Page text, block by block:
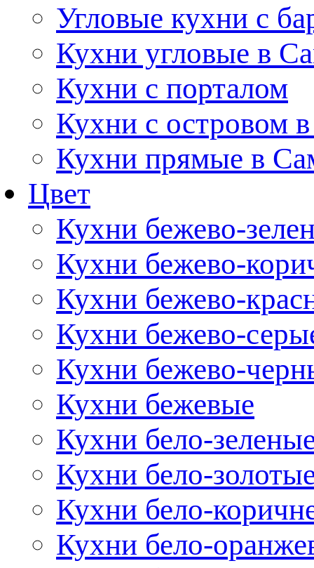
Угловые кухни с
Кухни угловые в
Кухни с порталом
Кухни с островом
Кухни прямые в
Цвет
Кухни бежево-
Кухни бежево-
Кухни бежево-
Кухни бежево-
Кухни бежево-
Кухни бежевые
Кухни бело-
Кухни бело-
Кухни бело-
Кухни бело-